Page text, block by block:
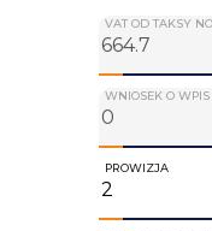
VAT OD TAKSY
WNIOSEK O
PROWIZJA